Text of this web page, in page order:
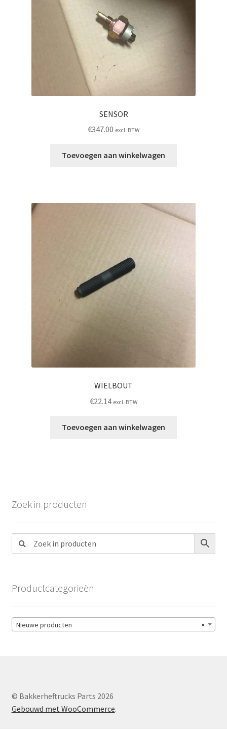
SENSOR
€347.00 excl. BTW
Toevoegen aan winkelwagen
WIELBOUT
€22.14 excl. BTW
Toevoegen aan winkelwagen
Zoek in producten
Productcategorieën
×
Nieuwe producten
© Bakkerheftrucks Parts 2026
Gebouwd met WooCommerce.